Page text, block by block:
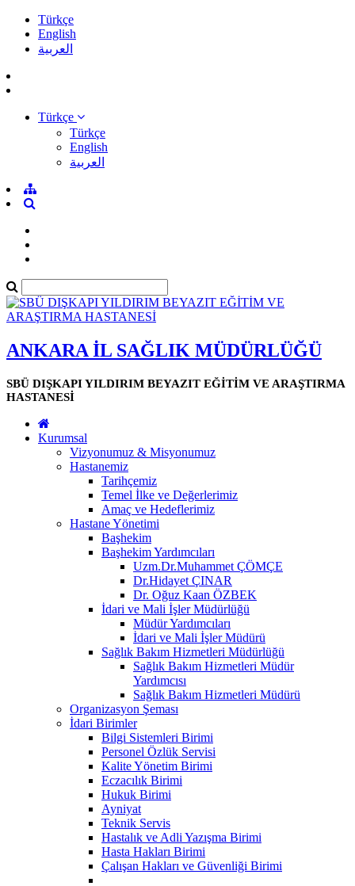
Türkçe
English
العربية
Türkçe
Türkçe
English
العربية
ANKARA İL SAĞLIK MÜDÜRLÜĞÜ
SBÜ DIŞKAPI YILDIRIM BEYAZIT EĞİTİM VE ARAŞTIRMA
HASTANESİ
Kurumsal
Vizyonumuz & Misyonumuz
Hastanemiz
Tarihçemiz
Temel İlke ve Değerlerimiz
Amaç ve Hedeflerimiz
Hastane Yönetimi
Başhekim
Başhekim Yardımcıları
Uzm.Dr.Muhammet ÇÖMÇE
Dr.Hidayet ÇINAR
Dr. Oğuz Kaan ÖZBEK
İdari ve Mali İşler Müdürlüğü
Müdür Yardımcıları
İdari ve Mali İşler Müdürü
Sağlık Bakım Hizmetleri Müdürlüğü
Sağlık Bakım Hizmetleri Müdür
Yardımcısı
Sağlık Bakım Hizmetleri Müdürü
Organizasyon Şeması
İdari Birimler
Bilgi Sistemleri Birimi
Personel Özlük Servisi
Kalite Yönetim Birimi
Eczacılık Birimi
Hukuk Birimi
Ayniyat
Teknik Servis
Hastalık ve Adli Yazışma Birimi
Hasta Hakları Birimi
Çalışan Hakları ve Güvenliği Birimi